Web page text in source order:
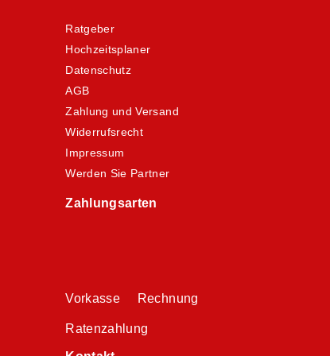
Ratgeber
Hochzeitsplaner
Datenschutz
AGB
Zahlung und Versand
Widerrufsrecht
Impressum
Werden Sie Partner
Zahlungsarten
Vorkasse Rechnung
Ratenzahlung